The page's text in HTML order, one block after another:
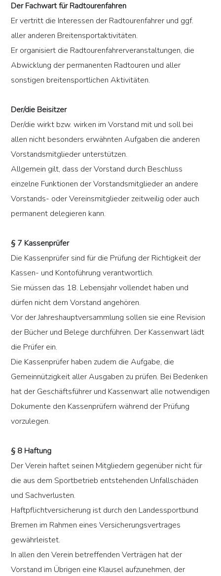
Der Fachwart für Radtourenfahren
Er vertritt die Interessen der Radtourenfahrer und ggf.
aller anderen Breitensportaktivitäten.
Er organisiert die Radtourenfahrerveranstaltungen, die
Abwicklung der permanenten Radtouren und aller
sonstigen breitensportlichen Aktivitäten.
Der/die Beisitzer
Der/die wirkt bzw. wirken im Vorstand mit und soll bei
allen nicht besonders erwähnten Aufgaben die anderen
Vorstandsmitglieder unterstützen.
Allgemein gilt, dass der Vorstand durch Beschluss
einzelne Funktionen der Vorstandsmitglieder an andere
Vorstands- oder Vereinsmitglieder zeitweilig oder auch
permanent delegieren kann.
§ 7 Kassenprüfer
Die Kassenprüfer sind für die Prüfung der Richtigkeit der
Kassen- und Kontoführung verantwortlich.
Sie müssen das 18. Lebensjahr vollendet haben und
dürfen nicht dem Vorstand angehören.
Vor der Jahreshauptversammlung sollen sie eine Revision
der Bücher und Belege durchführen. Der Kassenwart lädt
die Prüfer ein.
Die Kassenprüfer haben zudem die Aufgabe, die
Gemeinnützigkeit aller Ausgaben zu prüfen. Bei Bedenken
hat der Geschäftsführer und Kassenwart alle notwendigen
Dokumente den Kassenprüfern während der Prüfung
vorzulegen.
§ 8 Haftung
Der Verein haftet seinen Mitgliedern gegenüber nicht für
die aus dem Sportbetrieb entstehenden Unfallschäden
und Sachverlusten.
Haftpflichtversicherung ist durch den Landessportbund
Bremen im Rahmen eines Versicherungsvertrages
gewährleistet.
In allen den Verein betreffenden Verträgen hat der
Vorstand im Übrigen eine Klausel aufzunehmen, der